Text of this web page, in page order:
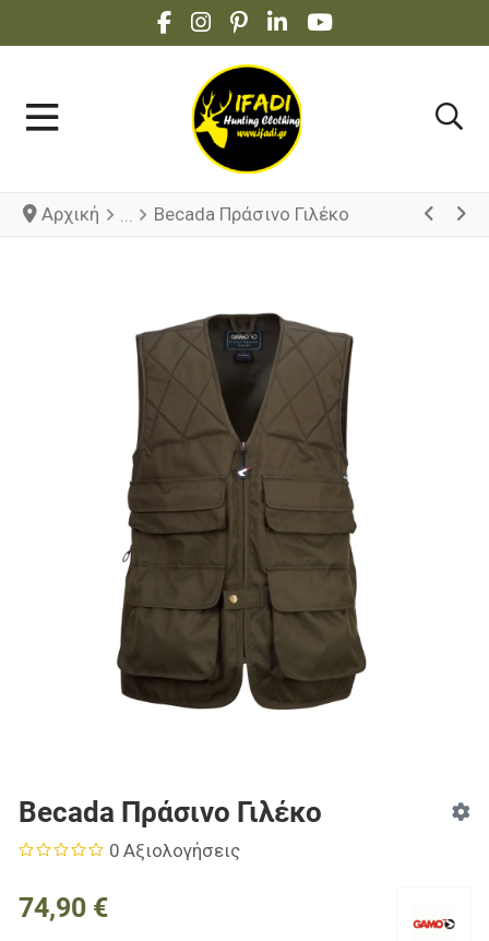
FACEBOOK SOCIAL LINK
INSTAGRAM SOCIAL LINK
PINTEREST SOCIAL LINK
LINKEDIN SOCIAL LINK
YOUTUBE SOCIAL
Αρχική Becada Πράσινο Γιλέκο
Becada Πράσινο Γιλέκο
0 Αξιολογήσεις
74,90 €